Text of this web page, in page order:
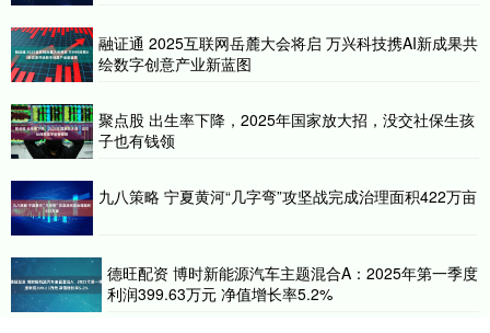
融证通 2025互联网岳麓大会将启 万兴科技携AI新成果共
绘数字创意产业新蓝图
聚点股 出生率下降，2025年国家放大招，没交社保生孩
子也有钱领
九八策略 宁夏黄河“几字弯”攻坚战完成治理面积422万亩
德旺配资 博时新能源汽车主题混合A：2025年第一季度
利润399.63万元 净值增长率5.2%